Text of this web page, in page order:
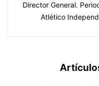
Director General.
Atlético